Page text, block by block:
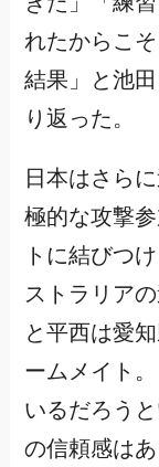
れたからこ
結果」と池
り返った。
日本はさら
極的な攻撃
トに結びつ
ストラリア
と平西は愛
ームメイト
いるだろう
の信頼感は